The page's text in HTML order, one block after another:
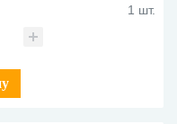
1 шт.